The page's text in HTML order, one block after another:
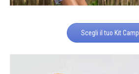
Scegli il tuo Kit Camp